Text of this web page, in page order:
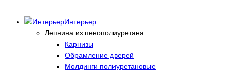
Интерьер
Лепнина из пенополиуретана
Карнизы
Обрамление дверей
Молдинги полиуретановые